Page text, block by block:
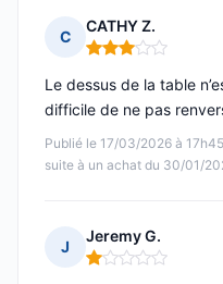
C
CATHY Z.
Note : 3 sur 5
Publié le 17/03/2026 à 17h45
suite à un achat du 30/01/
Le dessus de la table
difficile de ne pas
J
Jeremy G.
Note : 1 sur 5